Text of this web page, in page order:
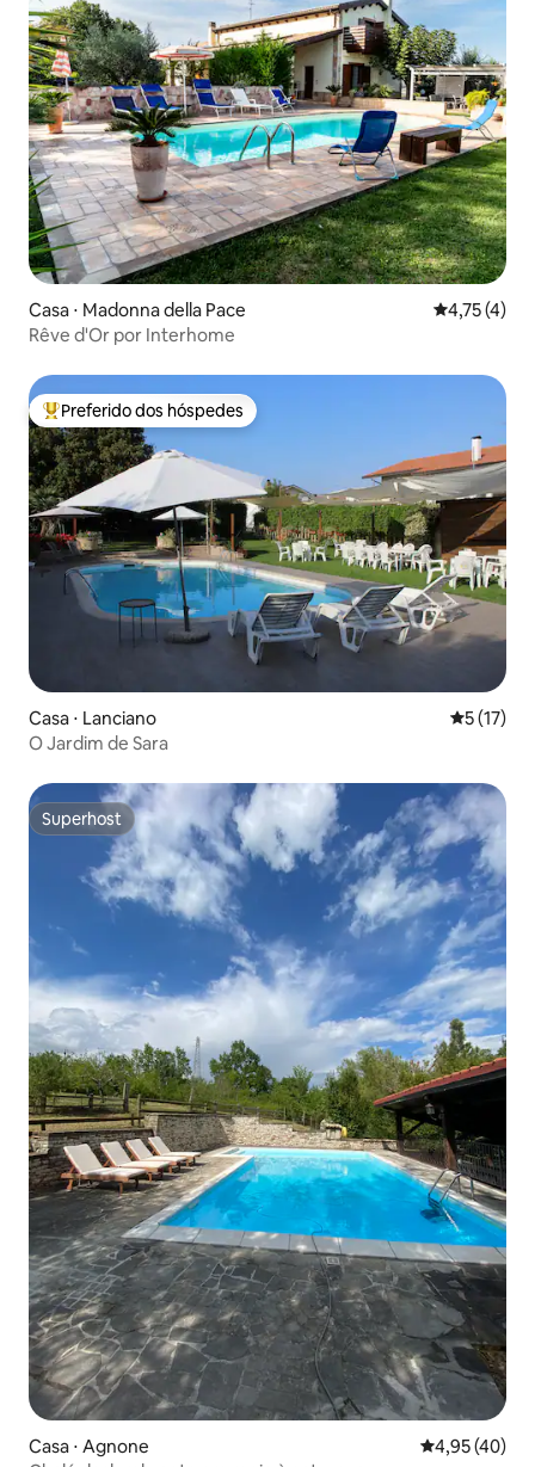
Casa ⋅ Madonna della Pace 4,75 de
4,75 (4)
Rêve d'Or por Interhome
Entre os melhores preferidos dos hóspedes
Preferido dos hóspedes
Casa ⋅ Lanciano 5 de uma
5 (17)
O Jardim de Sara
Superhost
Superhost
Casa ⋅ Agnone 4,95 de uma
4,95 (40)